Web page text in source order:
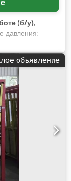
2002 году. Мы
(б/у),
давления:
18,5кВт,
S, включая
объявление